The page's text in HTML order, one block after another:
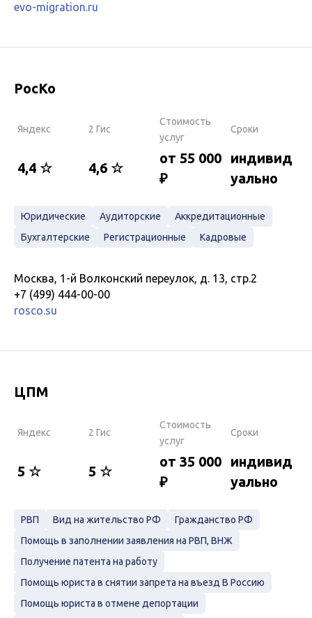
evo-migration.ru
РосКо
Яндекс 2 Гис
Стоимость
услуг
Сроки
4,4 ☆ 4,6 ☆
от 55 000
₽
индивид
уально
Юридические Аудиторские
Аккредитационные
Бухгалтерские
Регистрационные Кадровые
Москва, 1-й Волконский переулок, д. 13, стр.2
+7 (499) 444-00-00
rosco.su
ЦПМ
Яндекс 2 Гис
Стоимость
услуг
Сроки
5 ☆ 5 ☆
от 35 000
₽
индивид
уально
РВП Вид на жительство РФ
Гражданство РФ
Помощь в заполнении заявления на РВП, ВНЖ
Получение патента на работу
Помощь юриста в снятии запрета на въезд В Россию
Помощь юриста в отмене депортации